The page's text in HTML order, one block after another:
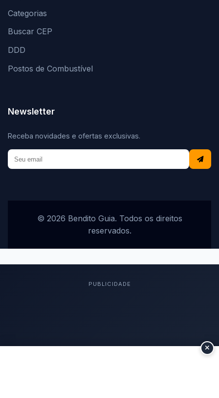
Categorias
Buscar CEP
DDD
Postos de Combustível
Newsletter
Receba novidades e ofertas exclusivas.
© 2026 Bendito Guia. Todos os direitos
reservados.